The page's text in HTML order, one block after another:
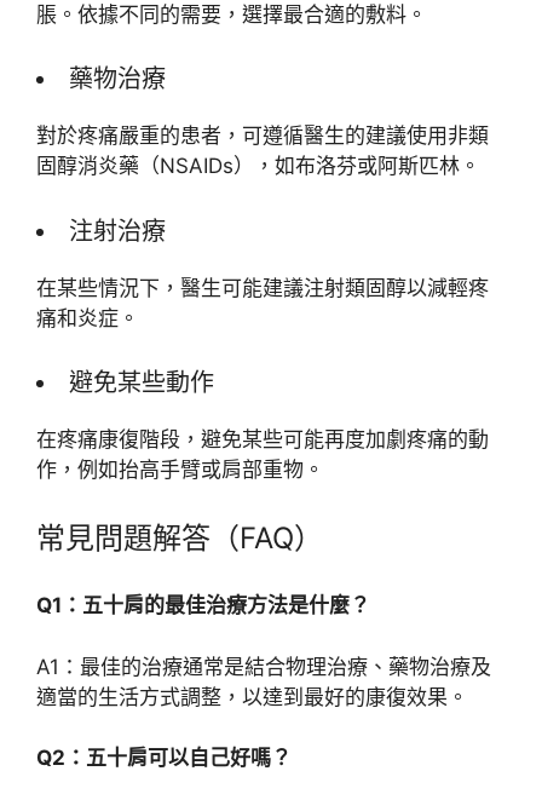
脹。依據不同的需要，選擇最合適的敷料。
藥物治療
對於疼痛嚴重的患者，可遵循醫生的建議使用非類
固醇消炎藥（NSAIDs），如布洛芬或阿斯匹林。
注射治療
在某些情況下，醫生可能建議注射類固醇以減輕疼
痛和炎症。
避免某些動作
在疼痛康復階段，避免某些可能再度加劇疼痛的動
作，例如抬高手臂或肩部重物。
常見問題解答（FAQ）
Q1：五十肩的最佳治療方法是什麼？
A1：最佳的治療通常是結合物理治療、藥物治療及
適當的生活方式調整，以達到最好的康復效果。
Q2：五十肩可以自己好嗎？